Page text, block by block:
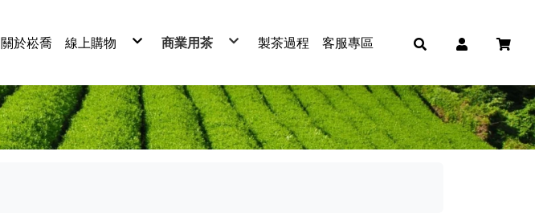
關於崧喬 線上購物
綠茶
白茶
蕎麥茶
茶葉禮盒
茶包系列
茶粉系列
經典茶系列
商業用茶
烏龍茶
免濾茶包
冷泡茶包
普洱茶
蕎麥茶
製茶過程 客服專區